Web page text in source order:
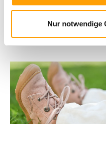
Nur notwendige